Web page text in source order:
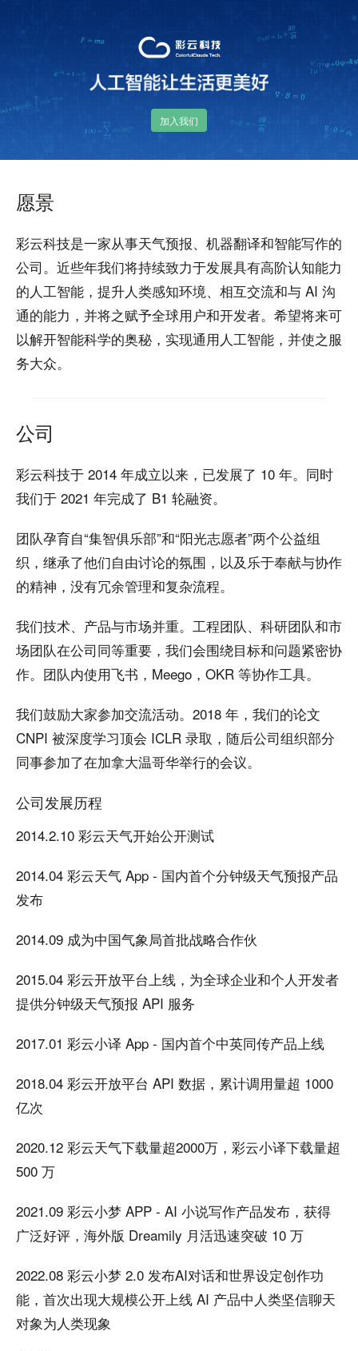
加入我们
愿景
彩云科技是一家从事天气预报、机器翻译和智能写作的
公司。近些年我们将持续致力于发展具有高阶认知能力
的人工智能，提升人类感知环境、相互交流和与 AI 沟
通的能力，并将之赋予全球用户和开发者。希望将来可
以解开智能科学的奥秘，实现通用人工智能，并使之服
务大众。
公司
彩云科技于 2014 年成立以来，已发展了 10 年。同时
我们于 2021 年完成了 B1 轮融资。
团队孕育自“集智俱乐部”和“阳光志愿者”两个公益组
织，继承了他们自由讨论的氛围，以及乐于奉献与协作
的精神，没有冗余管理和复杂流程。
我们技术、产品与市场并重。工程团队、科研团队和市
场团队在公司同等重要，我们会围绕目标和问题紧密协
作。团队内使用飞书，Meego，OKR 等协作工具。
我们鼓励大家参加交流活动。2018 年，我们的论文
CNPI 被深度学习顶会 ICLR 录取，随后公司组织部分
同事参加了在加拿大温哥华举行的会议。
公司发展历程
2014.2.10 彩云天气开始公开测试
2014.04 彩云天气 App - 国内首个分钟级天气预报产品
发布
2014.09 成为中国气象局首批战略合作伙
2015.04 彩云开放平台上线，为全球企业和个人开发者
提供分钟级天气预报 API 服务
2017.01 彩云小译 App - 国内首个中英同传产品上线
2018.04 彩云开放平台 API 数据，累计调用量超 1000
亿次
2020.12 彩云天气下载量超2000万，彩云小译下载量超
500 万
2021.09 彩云小梦 APP - AI 小说写作产品发布，获得
广泛好评，海外版 Dreamily 月活迅速突破 10 万
2022.08 彩云小梦 2.0 发布AI对话和世界设定创作功
能，首次出现大规模公开上线 AI 产品中人类坚信聊天
对象为人类现象